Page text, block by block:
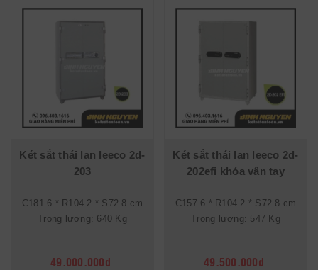
Két sắt thái lan leeco 2d-
203
C181.6 * R104.2 * S72.8 cm
Trọng lượng: 640 Kg
49.000.000đ
Két sắt thái lan leeco 2d-
202efi khóa vân tay
C157.6 * R104.2 * S72.8 cm
Trọng lượng: 547 Kg
49.500.000đ